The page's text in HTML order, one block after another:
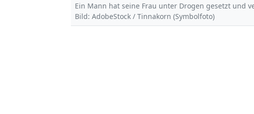
Ein Mann hat seine Frau unter Drogen gesetzt und
Bild: AdobeStock / Tinnakorn (Symbolfoto)